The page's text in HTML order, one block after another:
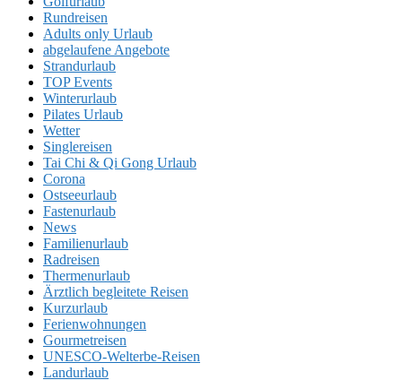
Rundreisen
Adults only Urlaub
abgelaufene Angebote
Strandurlaub
TOP Events
Winterurlaub
Pilates Urlaub
Wetter
Singlereisen
Tai Chi & Qi Gong Urlaub
Corona
Ostseeurlaub
Fastenurlaub
News
Familienurlaub
Radreisen
Thermenurlaub
Ärztlich begleitete Reisen
Kurzurlaub
Ferienwohnungen
Gourmetreisen
UNESCO-Welterbe-Reisen
Landurlaub